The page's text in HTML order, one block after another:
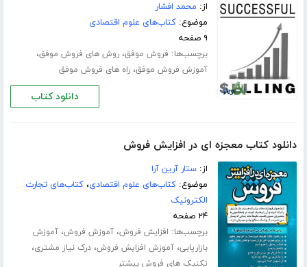
از: محمد افشار
موضوع:کتاب‌های علوم اقتصادی
۹ صفحه
برچسب‌ها: فروش موفق،روش های فروش موفق،
آموزش فروش موفق،راه های فروش موفق
دانلود کتاب
دانلود کتاب معجزه ای در افزایش فروش
از:ستار آرین آرا
موضوع:کتاب‌های علوم اقتصادی،کتاب‌های تجارت
الکترونیک
۲۴ صفحه
برچسب‌ها: افزایش فروش،آموزش فروش،آموزش
بازاریابی،آموزش افزایش فروش،درک نیاز مشتری،
تکنیک های فروش بیشتر